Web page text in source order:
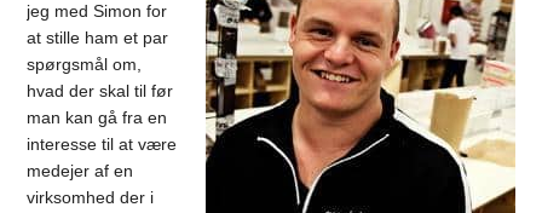
jeg med Simon for
at stille ham et par
spørgsmål om,
hvad der skal til før
man kan gå fra en
interesse til at være
medejer af en
virksomhed der i